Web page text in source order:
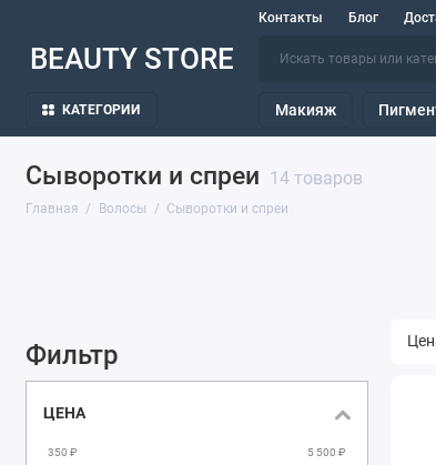
Контакты Блог
BEAUTY STORE
КАТЕГОРИИ Макияж
Сыворотки и спреи 14 товаров
Главная Волосы Сыворотки и спреи
Фильтр
ЦЕНА
350 ₽ 5 500 ₽